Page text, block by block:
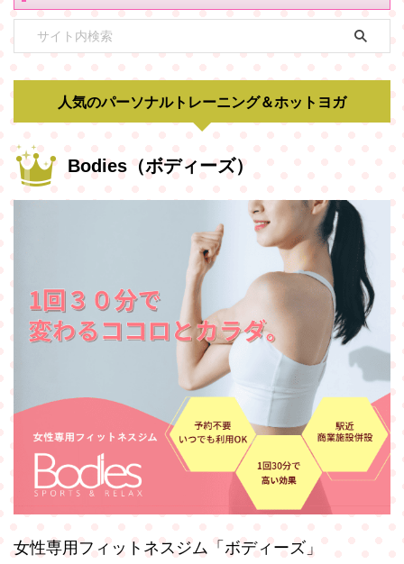
人気のパーソナルトレーニング＆ホットヨガ
Bodies（ボディーズ）
女性専用フィットネスジム「ボディーズ」